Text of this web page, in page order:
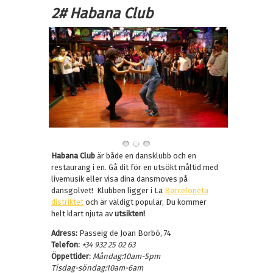
2# Habana Club
Habana Club är både en dansklubb och en
restaurang i en. Gå dit för en utsökt måltid med
livemusik eller visa dina dansmoves på
dansgolvet! Klubben ligger i La Barceloneta
distriktet och är väldigt populär, Du kommer
helt klart njuta av utsikten!
Adress: Passeig de Joan Borbó, 74
Telefon: +34 932 25 02 63
Öppettider: Måndag:10am-5pm
Tisdag-söndag:10am-6am